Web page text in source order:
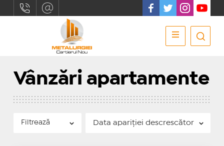
Vânzări apartamente
Filtrează